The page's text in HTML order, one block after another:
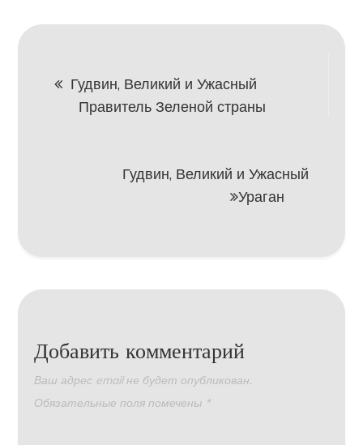
Навигация
записям
Гудвин, Великий и Ужасный
Правитель Зеленой страны
Гудвин, Великий и Ужасный
Ураган
Добавить комментарий
Ваш адрес email не будет опубликован.
Обязательные поля помечены *